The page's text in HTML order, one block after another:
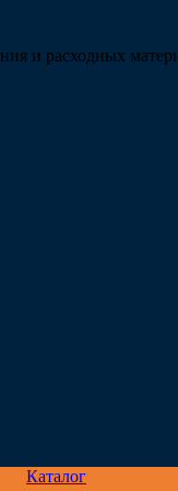
и расходных
Каталог